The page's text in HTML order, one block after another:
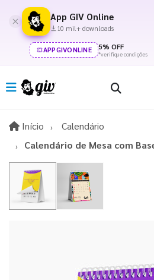
App GIV Online
10 mil+ downloads
APPGIVONLINE 5% OFF
*verifique condições
Início InícioCalendário
Calendário de Mesa com